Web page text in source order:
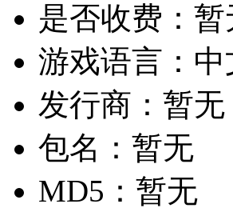
是否收费： 暂
游戏语言： 中
发行商： 暂无
包名： 暂无
MD5： 暂无